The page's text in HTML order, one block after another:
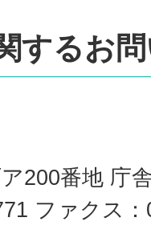
するお
200番地 庁
ファクス